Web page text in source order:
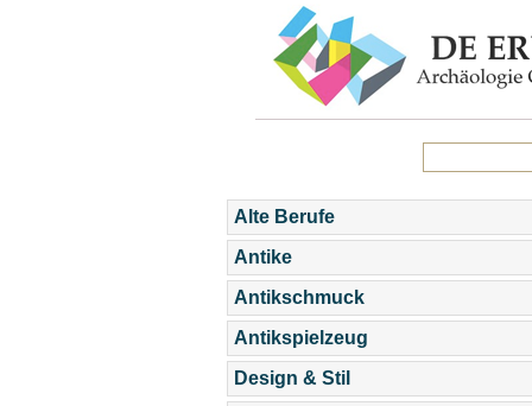
Alte Berufe
Antike
Antikschmuck
Antikspielzeug
Design & Stil